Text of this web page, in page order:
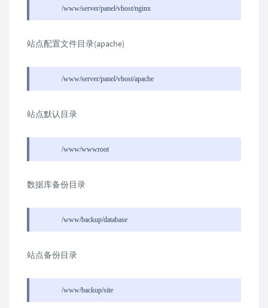
/www/server/panel/vhost/nginx
站点配置文件目录(apache)
/www/server/panel/vhost/apache
站点默认目录
/www/wwwroot
数据库备份目录
/www/backup/database
站点备份目录
/www/backup/site